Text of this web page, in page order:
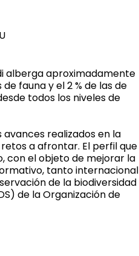
alberga aproximadamente
fauna y el 2 % de las de
todos los niveles de
realizados en la
a afrontar. El perfil que
con el objeto de mejorar la
tanto internacional
de la biodiversidad
de la Organización de